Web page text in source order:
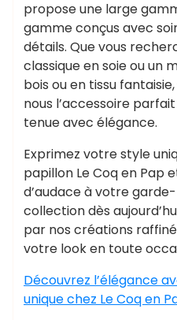
propose une large
gamme conçus avec
détails. Que vous
classique en soie ou un
bois ou en tissu
nous l’accessoire
tenue avec élégance.
Exprimez votre style
papillon Le Coq en Pap
d’audace à votre
collection dès
par nos créations
votre look en toute
Découvrez l’élégance
unique chez Le Coq en